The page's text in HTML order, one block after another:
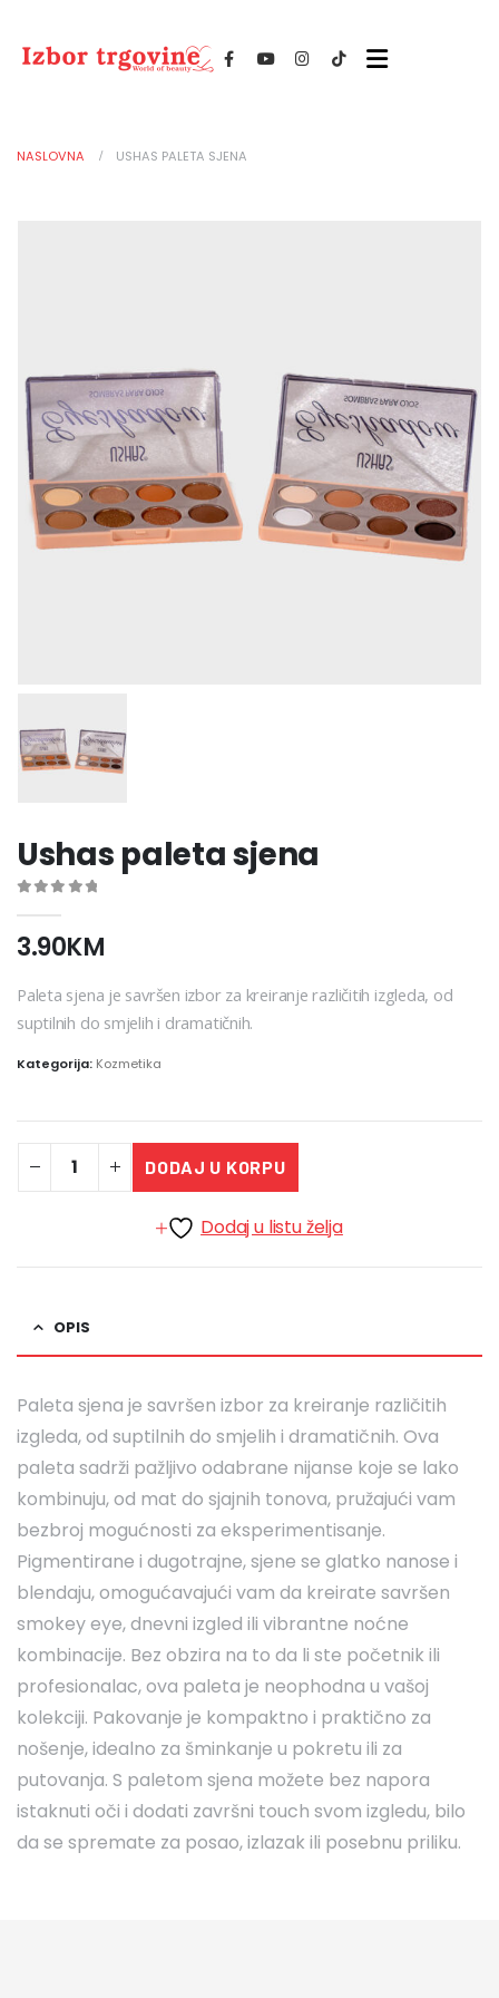
NASLOVNA USHAS PALETA SJENA
Ushas paleta sjena
3.90KM
Paleta sjena je savršen izbor za kreiranje različitih izgleda, od
suptilnih do smjelih i dramatičnih.
Kategorija: Kozmetika
DODAJ U KORPU
Dodaj u listu želja
OPIS
Paleta sjena je savršen izbor za kreiranje različitih
izgleda, od suptilnih do smjelih i dramatičnih. Ova
paleta sadrži pažljivo odabrane nijanse koje se lako
kombinuju, od mat do sjajnih tonova, pružajući vam
bezbroj mogućnosti za eksperimentisanje.
Pigmentirane i dugotrajne, sjene se glatko nanose i
blendaju, omogućavajući vam da kreirate savršen
smokey eye, dnevni izgled ili vibrantne noćne
kombinacije. Bez obzira na to da li ste početnik ili
profesionalac, ova paleta je neophodna u vašoj
kolekciji. Pakovanje je kompaktno i praktično za
nošenje, idealno za šminkanje u pokretu ili za
putovanja. S paletom sjena možete bez napora
istaknuti oči i dodati završni touch svom izgledu, bilo
da se spremate za posao, izlazak ili posebnu priliku.